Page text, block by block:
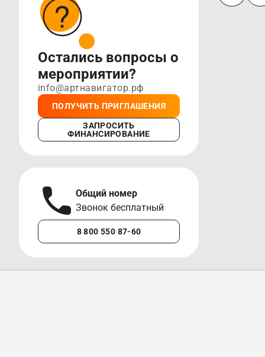
Остались вопросы о
мероприятии?
info@артнавигатор.рф
ПОЛУЧИТЬ ПРИГЛАШЕНИЯ
ЗАПРОСИТЬ
ФИНАНСИРОВАНИЕ
Общий номер
Звонок бесплатный
8 800 550 87-60